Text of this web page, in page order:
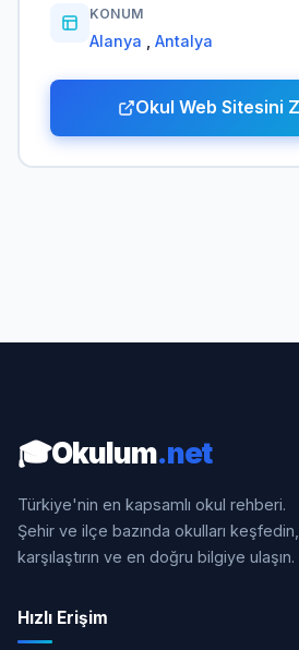
KONUM
Alanya Antalya
Okul Web Sitesini
🎓Okulum.net
Türkiye'nin en kapsamlı okul rehberi.
Şehir ve ilçe bazında okulları keşfedin,
karşılaştırın ve en doğru bilgiye ulaşın.
Hızlı Erişim